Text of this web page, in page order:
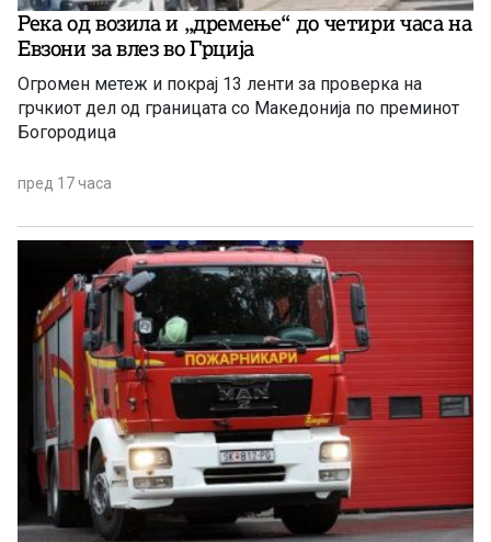
Река од возила и „дремење“ до четири часа на
Евзони за влез во Грција
Огромен метеж и покрај 13 ленти за проверка на
грчкиот дел од границата со Македонија по преминот
Богородица
пред 17 часа